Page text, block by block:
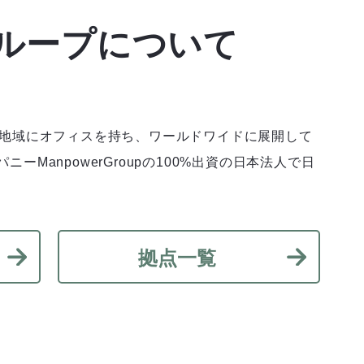
ープについて
域にオフィスを持ち、ワールドワイドに展開して
ニーManpowerGroupの100%出資の日本法人で日
拠点一覧